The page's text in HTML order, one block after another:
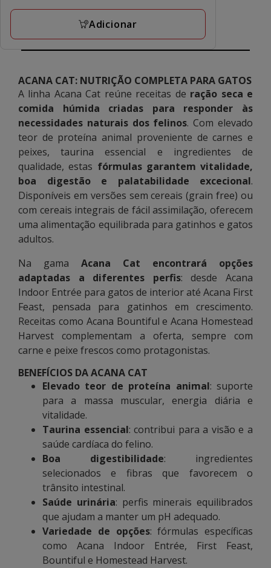
avaliações
a
Adicionar
ACANA CAT: NUTRIÇÃO COMPLETA PARA GATOS
A linha Acana Cat reúne receitas de ração seca e
comida húmida criadas para responder às
necessidades naturais dos felinos. Com elevado
teor de proteína animal proveniente de carnes e
peixes, taurina essencial e ingredientes de
qualidade, estas fórmulas garantem vitalidade,
boa digestão e palatabilidade excecional.
Disponíveis em versões sem cereais (grain free) ou
com cereais integrais de fácil assimilação, oferecem
uma alimentação equilibrada para gatinhos e gatos
adultos.
Na gama Acana Cat encontrará opções
adaptadas a diferentes perfis: desde Acana
Indoor Entrée para gatos de interior até Acana First
Feast, pensada para gatinhos em crescimento.
Receitas como Acana Bountiful e Acana Homestead
Harvest complementam a oferta, sempre com
carne e peixe frescos como protagonistas.
BENEFÍCIOS DA ACANA CAT
Elevado teor de proteína animal: suporte
para a massa muscular, energia diária e
vitalidade.
Taurina essencial: contribui para a visão e a
saúde cardíaca do felino.
Boa digestibilidade: ingredientes
selecionados e fibras que favorecem o
trânsito intestinal.
Saúde urinária: perfis minerais equilibrados
que ajudam a manter um pH adequado.
Variedade de opções: fórmulas específicas
como Acana Indoor Entrée, First Feast,
Bountiful e Homestead Harvest.